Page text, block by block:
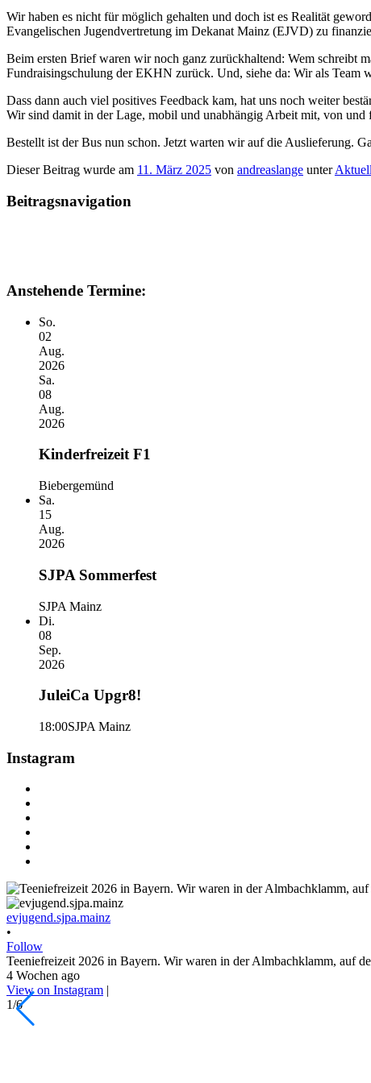
Wir haben es nicht für möglich gehalten und doch ist es Realität
Evangelischen Jugendvertretung im Dekanat Mainz (EJVD) zu
Beim ersten Brief waren wir noch ganz zurückhaltend: Wem schreibt
Fundraisingschulung der EKHN zurück. Und, siehe da: Wir als Team
Dass dann auch viel positives Feedback kam, hat uns noch weiter
Wir sind damit in der Lage, mobil und unabhängig Arbeit mit, von
Bestellt ist der Bus nun schon. Jetzt warten wir auf die Auslieferung.
Dieser Beitrag wurde am 11. März 2025 von andreaslange unter
Beitragsnavigation
Anstehende Termine:
So.
02
Aug.
2026
Sa.
08
Aug.
2026
Kinderfreizeit F1
Biebergemünd
Sa.
15
Aug.
2026
SJPA Sommerfest
SJPA Mainz
Di.
08
Sep.
2026
JuleiCa Upgr8!
18:00SJPA Mainz
Instagram
evjugend.sjpa.mainz
•
Follow
Teeniefreizeit 2026 in Bayern. Wir waren in der Almbachklamm, auf
4 Wochen ago
View on Instagram |
1/6